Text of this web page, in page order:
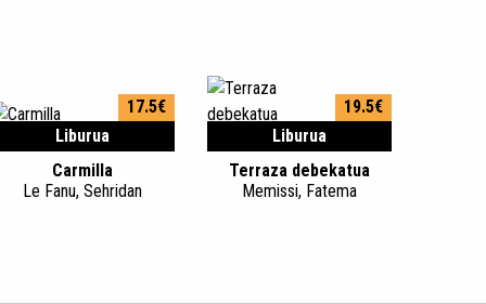
Liburua
17.5€
Carmilla
Le Fanu, Sehridan
Liburua
19.5€
Terraza debekatua
Memissi, Fatema